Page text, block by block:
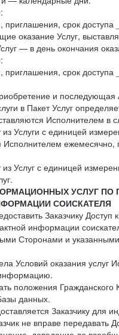
приглашения, срок
оказание Услуг,
— в день окончания
приглашения, срок
и
в Пакет Услуг
Исполнителем в
из Услуги с единицей
Исполнителем
из Услуг с единицей
УСЛУГ
СОИСКАТЕЛЯ
Заказчику
информации
Сторонами и
Условий оказания услуг
положения
данных.
Заказчику для
не вправе